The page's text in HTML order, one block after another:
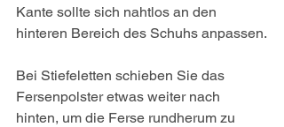
Kante sollte sich nahtlos an den
hinteren Bereich des Schuhs anpassen.
Bei Stiefeletten schieben Sie das
Fersenpolster etwas weiter nach
hinten, um die Ferse rundherum zu